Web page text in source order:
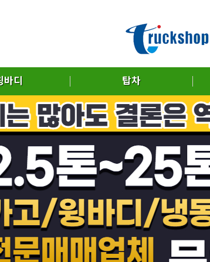
바디 탑차